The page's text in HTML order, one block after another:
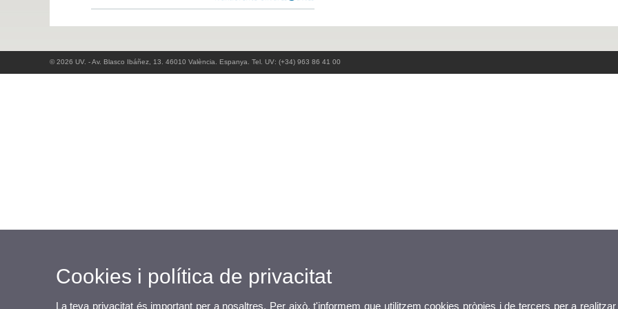
© 2026 UV. - Av. Blasco Ibáñez, 13. 46010 València. Espanya. Tel. UV: (+34) 963 86 41 00
Cookies i política de privacitat
La teva privacitat és important per a nosaltres. Per això, t'informem que utilitzem cookies pròpies i de tercers per a realitzar